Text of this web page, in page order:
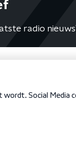
radio